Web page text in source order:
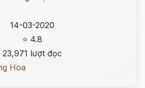
14-03-2020
⭐ 4.8
23,971 lượt đọc
Hoa